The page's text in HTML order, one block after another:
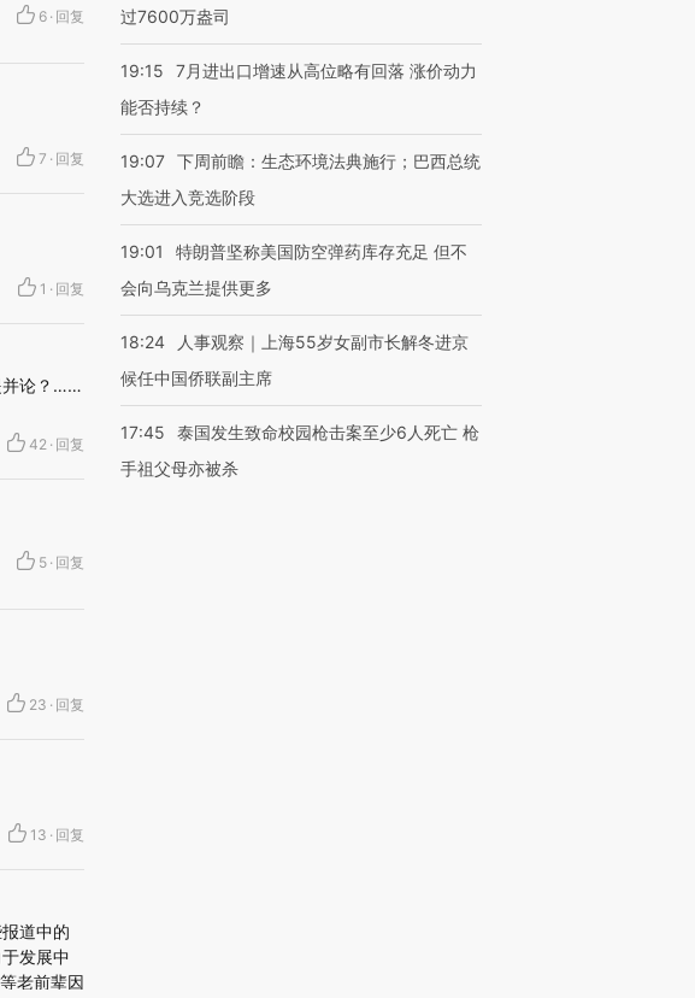
6 · 回复
7 · 回复
1 · 回复
并论？……
42 · 回复
5 · 回复
23 · 回复
13 · 回复
道中的
发展中
老前辈因
过7600万盎司
19:15
7月进出口增速从高位略有回落 涨价动力
能否持续？
19:07 下周前瞻：生态环境法典施行；巴西总统
大选进入竞选阶段
19:01
特朗普坚称美国防空弹药库存充足 但不
会向乌克兰提供更多
18:24
人事观察｜上海55岁女副市长解冬进京
候任中国侨联副主席
17:45
泰国发生致命校园枪击案至少6人死亡 枪
手祖父母亦被杀